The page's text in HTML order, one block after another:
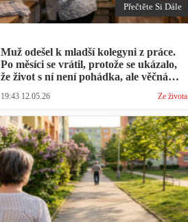
Přečtěte Si Dále
Muž odešel k mladší kolegyni z práce.
Po měsíci se vrátil, protože se ukázalo,
že život s ní není pohádka, ale věčná
19:43 12.05.26 Ze života